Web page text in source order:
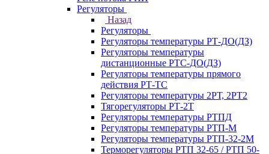
Регуляторы
Назад
Регуляторы
Регуляторы температуры РТ-ДО(ДЗ)
Регуляторы температуры
дистанционные РТС-ДО(ДЗ)
Регуляторы температуры прямого
действия РТ-ТС
Регуляторы температуры 2РТ, 2РT2
Тягорегуляторы РТ-2Т
Регуляторы температуры РТПД
Регуляторы температуры РТП-M
Регуляторы температуры РТП-32-2М
Терморегуляторы РТП 32-65 / РТП 50-